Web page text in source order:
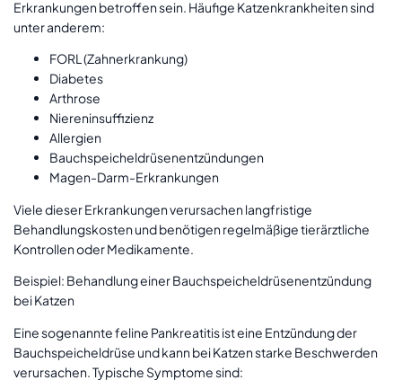
Erkrankungen betroffen sein. Häufige Katzenkrankheiten sind
unter anderem:
FORL (Zahnerkrankung)
Diabetes
Arthrose
Niereninsuffizienz
Allergien
Bauchspeicheldrüsenentzündungen
Magen-Darm-Erkrankungen
Viele dieser Erkrankungen verursachen langfristige
Behandlungskosten und benötigen regelmäßige tierärztliche
Kontrollen oder Medikamente.
Beispiel: Behandlung einer Bauchspeicheldrüsenentzündung
bei Katzen
Eine sogenannte feline Pankreatitis ist eine Entzündung der
Bauchspeicheldrüse und kann bei Katzen starke Beschwerden
verursachen. Typische Symptome sind: